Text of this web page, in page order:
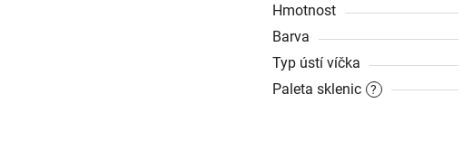
Hmotnost
Barva
Typ ústí víčka
?
Paleta sklenic